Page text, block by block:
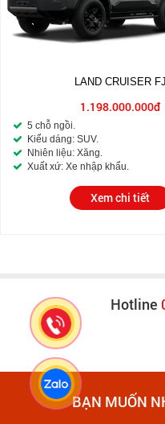
LAND CRUISER FJ
1.198.000.000đ
5 chỗ ngồi.
Kiểu dáng: SUV.
Nhiên liệu: Xăng.
Xuất xứ: Xe nhập khẩu.
Xem chi tiết
Hotline
BẠN MUỐN